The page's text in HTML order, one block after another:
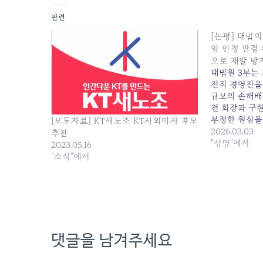
관련
[보도자료] KT새노조 KT사외이사 후보
추천
2023.05.16
"소식"에서
[논평] 대법
임 인정 판결
으로 재발 방
대법원 3부는
전직 경영진
규모의 손해
전 회장과 구
부정한 원심
법으로 환송
판결을 적극
2026.03.03
"성명"에서
댓글을 남겨주세요